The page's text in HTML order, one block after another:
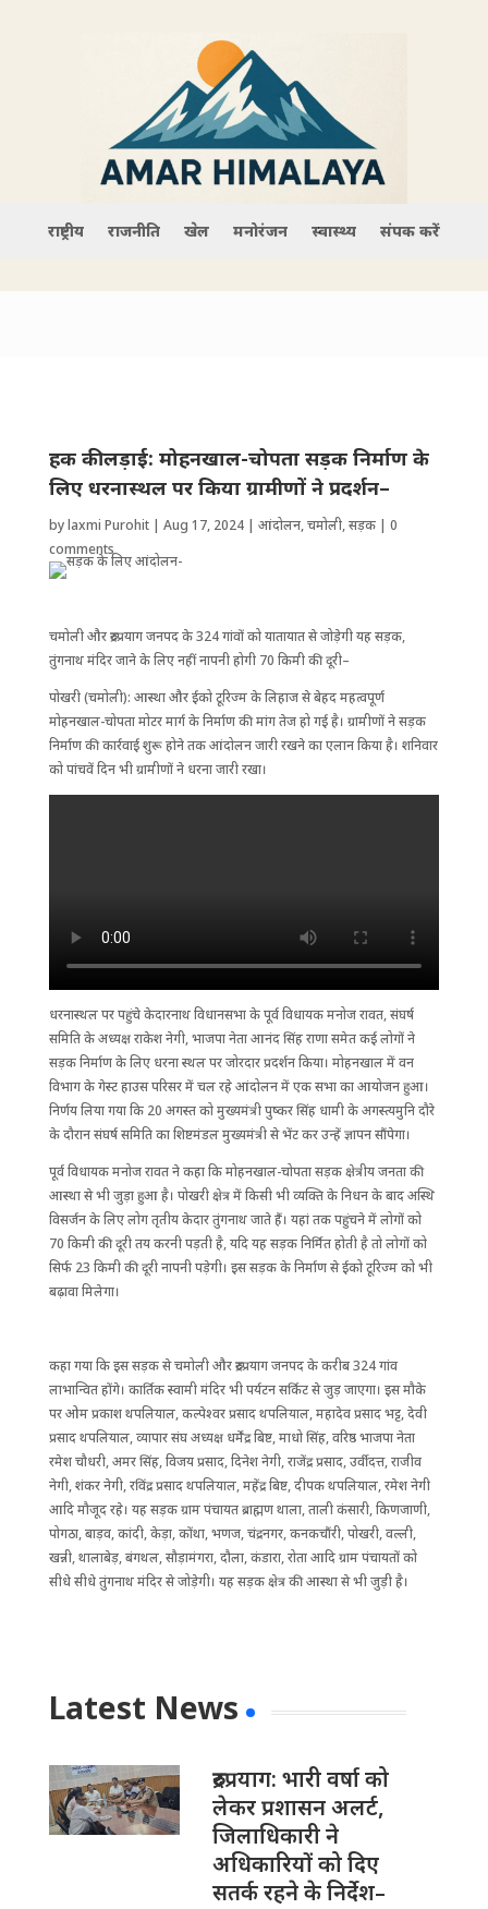
राष्ट्रीय राजनीति खेल मनोरंजन स्वास्थ्य संपर्क करें
हक की लड़ाई: मोहनखाल-चोपता सड़क निर्माण के
लिए धरनास्थल पर किया ग्रामीणों ने प्रदर्शन–
bylaxmi Purohit| Aug 17, 2024| आंदोलन,चमोली,सड़क| 0
comments
चमोली और रुद्रप्रयाग जनपद के 324 गांवों को यातायात से जोड़ेगी यह सड़क,
तुंगनाथ मंदिर जाने के लिए नहीं नापनी होगी 70 किमी की दूरी–
पोखरी (चमोली): आस्था और ईको टूरिज्म के लिहाज से बेहद महत्वपूर्ण
मोहनखाल-चोपता मोटर मार्ग के निर्माण की मांग तेज हो गई है। ग्रामीणों ने सड़क
निर्माण की कार्रवाई शुरू होने तक आंदोलन जारी रखने का एलान किया है। शनिवार
को पांचवें दिन भी ग्रामीणों ने धरना जारी रखा।
धरनास्थल पर पहुंचे केदारनाथ विधानसभा के पूर्व विधायक मनोज रावत, संघर्ष
समिति के अध्यक्ष राकेश नेगी, भाजपा नेता आनंद सिंह राणा समेत कई लोगों ने
सड़क निर्माण के लिए धरना स्थल पर जोरदार प्रदर्शन किया। मोहनखाल में वन
विभाग के गेस्ट हाउस परिसर में चल रहे आंदोलन में एक सभा का आयोजन हुआ।
निर्णय लिया गया कि 20 अगस्त को मुख्यमंत्री पुष्कर सिंह धामी के अगस्त्यमुनि दौरे
के दौरान संघर्ष समिति का शिष्टमंडल मुख्यमंत्री से भेंट कर उन्हें ज्ञापन सौंपेगा।
पूर्व विधायक मनोज रावत ने कहा कि मोहनखाल-चोपता सड़क क्षेत्रीय जनता की
आस्था से भी जुड़ा हुआ है। पोखरी क्षेत्र में किसी भी व्यक्ति के निधन के बाद अस्थि
विसर्जन के लिए लोग तृतीय केदार तुंगनाथ जाते हैं। यहां तक पहुंचने में लोगों को
70 किमी की दूरी तय करनी पड़ती है, यदि यह सड़क निर्मित होती है तो लोगों को
सिर्फ 23 किमी की दूरी नापनी पड़ेगी। इस सड़क के निर्माण से ईको टूरिज्म को भी
बढ़ावा मिलेगा।
कहा गया कि इस सड़क से चमोली और रुद्रप्रयाग जनपद के करीब 324 गांव
लाभान्वित होंगे। कार्तिक स्वामी मंदिर भी पर्यटन सर्किट से जुड़ जाएगा। इस मौके
पर ओम प्रकाश थपलियाल, कल्पेश्वर प्रसाद थपलियाल, महादेव प्रसाद भट्ट, देवी
प्रसाद थपलियाल, व्यापार संघ अध्यक्ष धर्मेंद्र बिष्ट, माधो सिंह, वरिष्ठ भाजपा नेता
रमेश चौधरी, अमर सिंह, विजय प्रसाद, दिनेश नेगी, राजेंद्र प्रसाद, उर्वीदत्त, राजीव
नेगी, शंकर नेगी, रविंद्र प्रसाद थपलियाल, महेंद्र बिष्ट, दीपक थपलियाल, रमेश नेगी
आदि मौजूद रहे। यह सड़क ग्राम पंचायत ब्राह्मण थाला, ताली कंसारी, किणजाणी,
पोगठा, बाड़व, कांदी, केड़ा, कोंथा, भणज, चंद्रनगर, कनकचौंरी, पोखरी, वल्ली,
खन्नी, थालाबेड़, बंगथल, सौड़ामंगरा, दौला, कंडारा, रोता आदि ग्राम पंचायतों को
सीधे सीधे तुंगनाथ मंदिर से जोड़ेगी। यह सड़क क्षेत्र की आस्था से भी जुड़ी है।
Latest News
रुद्रप्रयाग: भारी वर्षा को
लेकर प्रशासन अलर्ट,
जिलाधिकारी ने
अधिकारियों को दिए
सतर्क रहने के निर्देश–